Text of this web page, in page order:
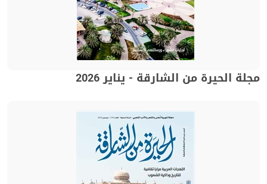
مجلة الحيرة من الشارقة - يناير 2026